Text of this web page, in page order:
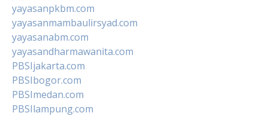
yayasanpkbm.com
yayasanmambaulirsyad.com
yayasanabm.com
yayasandharmawanita.com
PBSIjakarta.com
PBSIbogor.com
PBSImedan.com
PBSIlampung.com